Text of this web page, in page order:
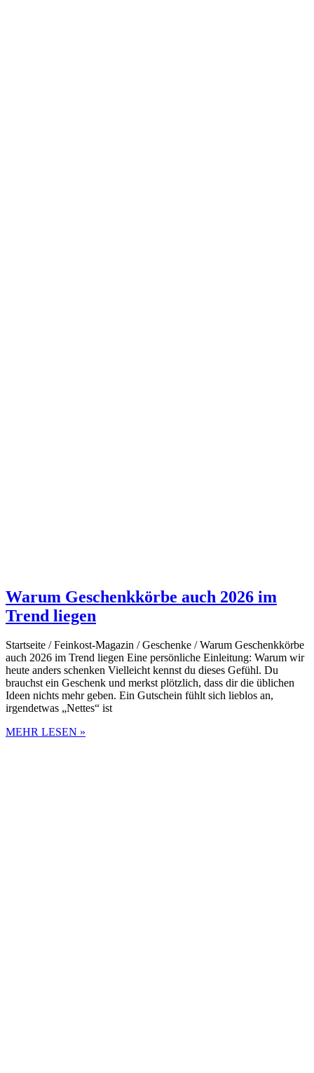
Warum Geschenkkörbe auch 2026 im
Trend liegen
Startseite / Feinkost-Magazin / Geschenke / Warum Geschenkkörbe
auch 2026 im Trend liegen Eine persönliche Einleitung: Warum wir
heute anders schenken Vielleicht kennst du dieses Gefühl. Du
brauchst ein Geschenk und merkst plötzlich, dass dir die üblichen
Ideen nichts mehr geben. Ein Gutschein fühlt sich lieblos an,
irgendetwas „Nettes“ ist
MEHR LESEN »